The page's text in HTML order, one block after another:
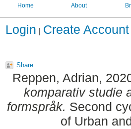
Home About
Login Create Account
Share
Reppen, Adrian,
komparativ studie
formspråk. Second
of Urban